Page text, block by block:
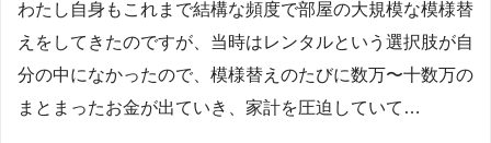
わたし自身もこれまで結構な頻度で部屋の大規模な模様替
えをしてきたのですが、当時はレンタルという選択肢が自
分の中になかったので、模様替えのたびに数万〜十数万の
まとまったお金が出ていき、家計を圧迫していて…